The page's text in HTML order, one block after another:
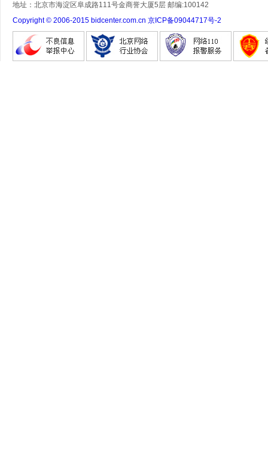
地址：北京市海淀区阜成路111号金商誉大厦5层 邮编:100142
Copyright © 2006-2015 bidcenter.com.cn 京ICP备09044717号-2